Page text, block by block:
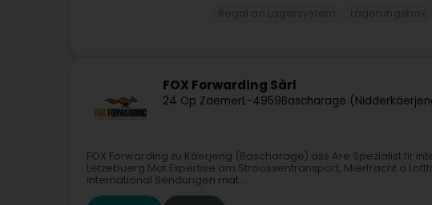
FOX Forwarding Sàrl
24 Op ZaemerL-4959Bascharage
FOX Forwarding zu Käerjeng (Bascharage) ass Äre Spezialist fir
Lëtzebuerg.Mat Expertise am Stroossentransport, Mierfracht a
international Sendungen mat...